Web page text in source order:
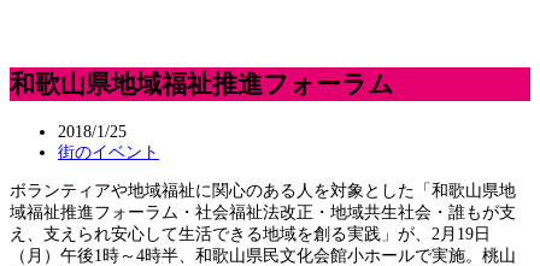
和歌山県地域福祉推進フォーラム
2018/1/25
街のイベント
ボランティアや地域福祉に関心のある人を対象とした「和歌山県地
域福祉推進フォーラム・社会福祉法改正・地域共生社会・誰もが支
え、支えられ安心して生活できる地域を創る実践」が、2月19日
（月）午後1時～4時半、和歌山県民文化会館小ホールで実施。桃山